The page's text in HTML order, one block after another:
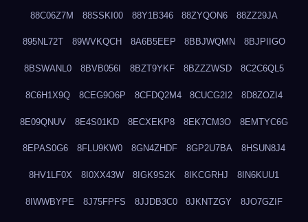
88C06Z7M 88SSKI00 88Y1B346 88ZYQON6 88ZZ29JA
895NL72T 89WVKQCH 8A6B5EEP 8BBJWQMN 8BJPIIGO
8BSWANL0 8BVB056I 8BZT9YKF 8BZZZWSD 8C2C6QL5
8C6H1X9Q 8CEG9O6P 8CFDQ2M4 8CUCG2I2 8D8ZOZI4
8E09QNUV 8E4S01KD 8ECXEKP8 8EK7CM3O 8EMTYC6G
8EPAS0G6 8FLU9KW0 8GN4ZHDF 8GP2U7BA 8HSUN8J4
8HV1LF0X 8I0XX43W 8IGK9S2K 8IKCGRHJ 8IN6KUU1
8IWWBYPE 8J75FPFS 8JJDB3C0 8JKNTZGY 8JO7GZIF